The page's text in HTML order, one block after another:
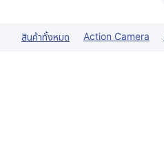
สินค้าทั้งหมด Action Camera